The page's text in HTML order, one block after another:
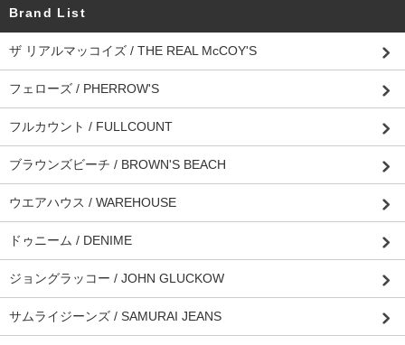
Brand List
ザ リアルマッコイズ / THE REAL McCOY'S
フェローズ / PHERROW'S
フルカウント / FULLCOUNT
ブラウンズビーチ / BROWN'S BEACH
ウエアハウス / WAREHOUSE
ドゥニーム / DENIME
ジョングラッコー / JOHN GLUCKOW
サムライジーンズ / SAMURAI JEANS